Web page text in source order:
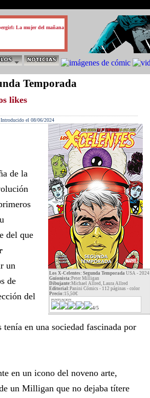
La mujer del mañana
Temporada
likes
Introducido el 08/06/2024
Los X-Celentes: Segunda Temporada USA - 2024
Guionista:Peter Milligan
Dibujante:Michael Allred, Laura Allred
Editorial:Panini Cómics - 112 páginas - color
Precio: 15,50€
PUNTUACION
4/5
de la
del que
un
de
del
en una sociedad fascinada por
en un icono del noveno arte,
un Milligan que no dejaba títere